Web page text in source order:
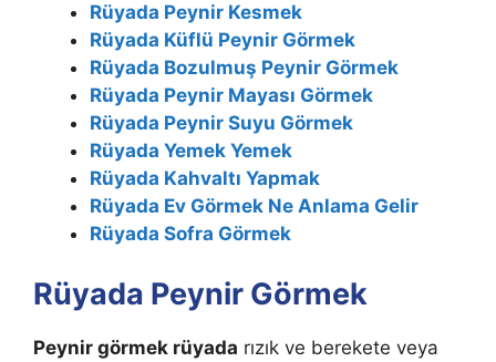
Rüyada Peynir Kesmek
Rüyada Küflü Peynir Görmek
Rüyada Bozulmuş Peynir Görmek
Rüyada Peynir Mayası Görmek
Rüyada Peynir Suyu Görmek
Rüyada Yemek Yemek
Rüyada Kahvaltı Yapmak
Rüyada Ev Görmek Ne Anlama Gelir
Rüyada Sofra Görmek
Rüyada Peynir Görmek
Peynir görmek rüyada rızık ve berekete veya